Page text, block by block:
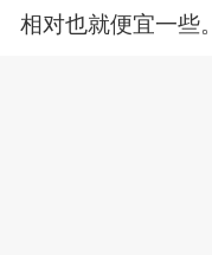
相对也就便宜一些。